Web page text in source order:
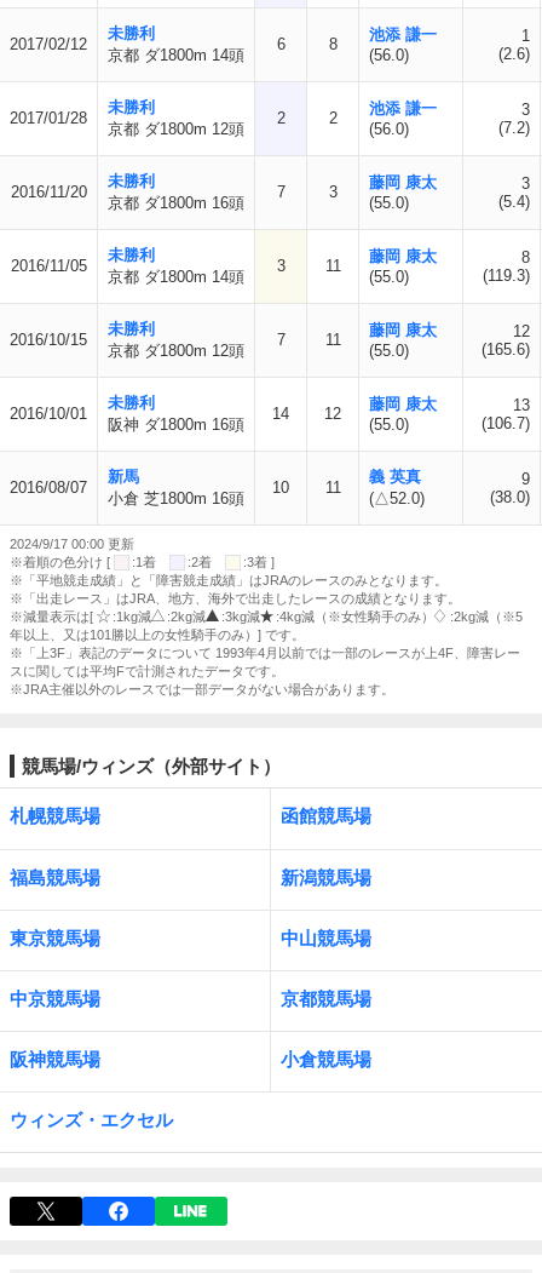
2017/02/12
未勝利
京都 ダ1800m 14頭
6 8
池添 謙一
(56.0)
1
(2.6)
2017/01/28
未勝利
京都 ダ1800m 12頭
2 2
池添 謙一
(56.0)
3
(7.2)
2016/11/20
未勝利
京都 ダ1800m 16頭
7 3
藤岡 康太
(55.0)
3
(5.4)
2016/11/05
未勝利
京都 ダ1800m 14頭
3 11
藤岡 康太
(55.0)
8
(119.3)
2016/10/15
未勝利
京都 ダ1800m 12頭
7 11
藤岡 康太
(55.0)
12
(165.6)
2016/10/01
未勝利
阪神 ダ1800m 16頭
14 12
藤岡 康太
(55.0)
13
(106.7)
2016/08/07
新馬
小倉 芝1800m 16頭
10 11
義 英真
(△52.0)
9
(38.0)
2024/9/17 00:00 更新
※着順の色分け [
:1着 :2着
:3着 ]
※「平地競走成績」と「障害競走成績」はJRAのレースのみとなります。
※「出走レース」はJRA、地方、海外で出走したレースの成績となります。
※減量表示は[
:1kg減 :2kg減 :3kg減 :4kg減（※女性騎手のみ）
:2kg減（※5
年以上、又は101勝以上の女性騎手のみ）] です。
※「上3F」表記のデータについて 1993年4月以前では一部のレースが上4F、障害レー
スに関しては平均Fで計測されたデータです。
※JRA主催以外のレースでは一部データがない場合があります。
競馬場/ウィンズ（外部サイト）
札幌競馬場 函館競馬場
福島競馬場 新潟競馬場
東京競馬場 中山競馬場
中京競馬場 京都競馬場
阪神競馬場 小倉競馬場
ウィンズ・エクセル